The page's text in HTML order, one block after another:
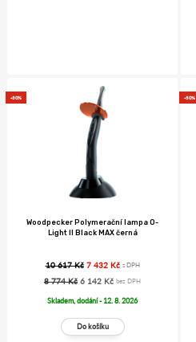
-30%
Woodpecker Polymerační lampa O-
Light II Black MAX černá
10 617 Kč 7 432 Kč s DPH
8 774 Kč 6 142 Kč bez DPH
Skladem, dodání - 12. 8. 2026
-50%